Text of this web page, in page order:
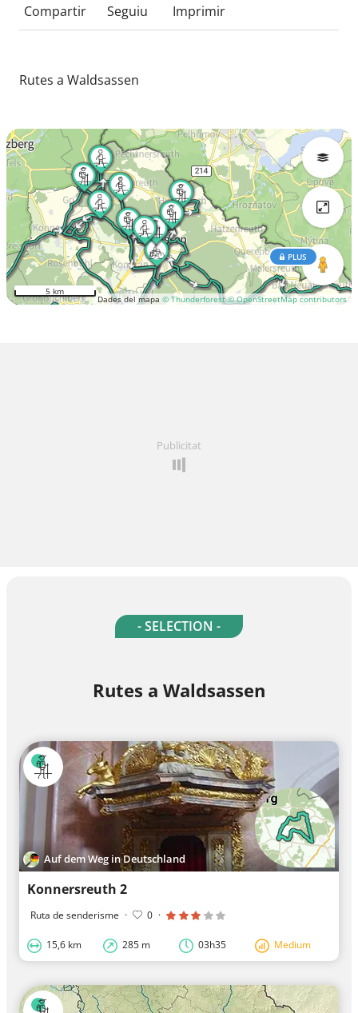
Compartir Seguiu Imprimir
Rutes a Waldsassen
Dades del mapa © Thunderforest © OpenStreetMap contributors
PLUS
5 km
Publicitat
- SELECTION -
Rutes a Waldsassen
Auf dem Weg in Deutschland
Konnersreuth 2
Ruta de senderisme · 0 ·
15,6 km 285 m 03h35 Medium